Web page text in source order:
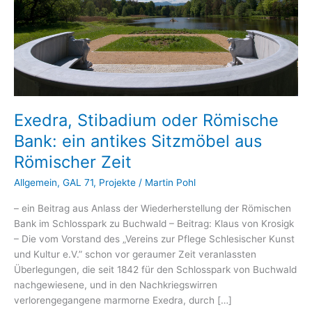
Exedra, Stibadium oder Römische
Bank: ein antikes Sitzmöbel aus
Römischer Zeit
Allgemein, GAL 71, Projekte / Martin Pohl
– ein Beitrag aus Anlass der Wiederherstellung der Römischen
Bank im Schlosspark zu Buchwald – Beitrag: Klaus von Krosigk
– Die vom Vorstand des „Vereins zur Pflege Schlesischer Kunst
und Kultur e.V.” schon vor geraumer Zeit veranlassten
Überlegungen, die seit 1842 für den Schlosspark von Buchwald
nachgewiesene, und in den Nachkriegswirren
verlorengegangene marmorne Exedra, durch […]